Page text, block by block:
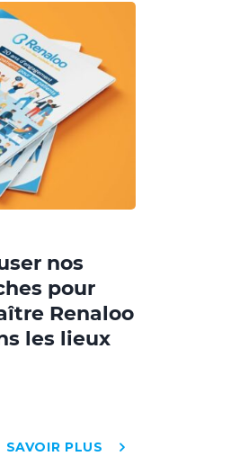
nos
pour
Renaloo
les lieux
SAVOIR PLUS